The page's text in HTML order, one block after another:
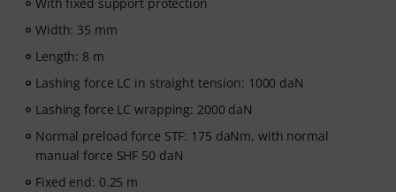
Width: 35 mm
Length: 8 m
Lashing force LC in straight tension: 1000 daN
Lashing force LC wrapping: 2000 daN
Normal preload force STF: 175 daNm, with normal
manual force SHF 50 daN
Fixed end: 0.25 m